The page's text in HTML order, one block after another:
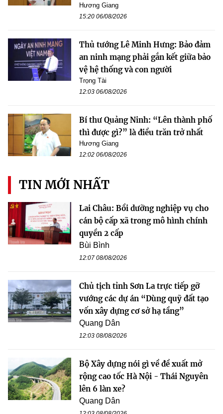
Hương Giang
15:20 06/08/2026
Thủ tướng Lê Minh Hưng: Bảo đảm
an ninh mạng phải gắn kết giữa bảo
vệ hệ thống và con người
Trọng Tài
12:03 06/08/2026
Bí thư Quảng Ninh: “Lên thành phố
thì được gì?” là điều trăn trở nhất
Hương Giang
12:02 06/08/2026
TIN MỚI NHẤT
Lai Châu: Bồi dưỡng nghiệp vụ cho
cán bộ cấp xã trong mô hình chính
quyền 2 cấp
Bùi Bình
12:07 08/08/2026
Chủ tịch tỉnh Sơn La trực tiếp gỡ
vướng các dự án “Dùng quỹ đất tạo
vốn xây dựng cơ sở hạ tầng”
Quang Dân
12:03 08/08/2026
Bộ Xây dựng nói gì về đề xuất mở
rộng cao tốc Hà Nội - Thái Nguyên
lên 6 làn xe?
Quang Dân